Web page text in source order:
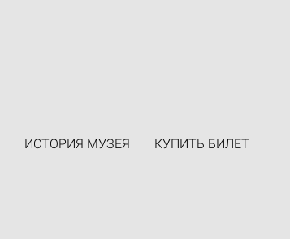
ИСТОРИЯ МУЗЕЯ КУПИТЬ БИЛЕТ